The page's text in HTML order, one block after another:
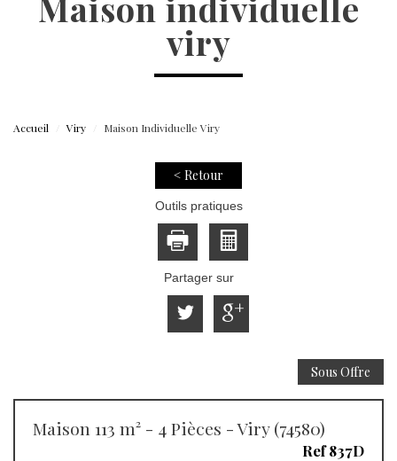
viry
Accueil Viry Maison Individuelle Viry
< Retour
Outils pratiques
Partager sur
Sous Offre
Maison 113 m² - 4 Pièces - Viry (74580)
Ref 837D